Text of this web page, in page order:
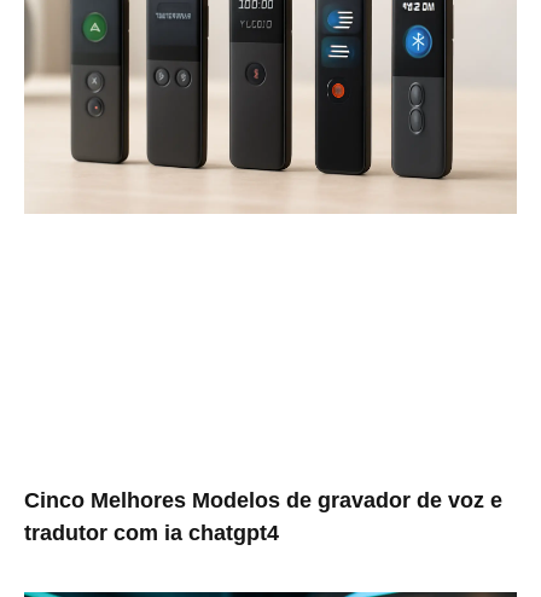
Cinco Melhores Modelos de gravador de voz e
tradutor com ia chatgpt4